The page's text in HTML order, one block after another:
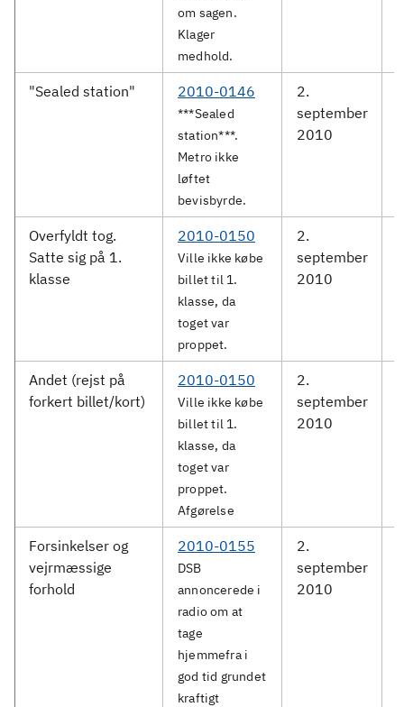
om sagen.
Klager
medhold.
"Sealed station" 2010-0146
***Sealed
station***.
Metro ikke
løftet
bevisbyrde.
2.
september
2010
Overfyldt tog.
Satte sig på 1.
klasse
2010-0150
Ville ikke købe
billet til 1.
klasse, da
toget var
proppet.
2.
september
2010
Andet (rejst på
forkert billet/kort)
2010-0150
Ville ikke købe
billet til 1.
klasse, da
toget var
proppet.
Afgørelse
2.
september
2010
Forsinkelser og
vejrmæssige
forhold
2010-0155
DSB
annoncerede i
radio om at
tage
hjemmefra i
god tid grundet
kraftigt
2.
september
2010